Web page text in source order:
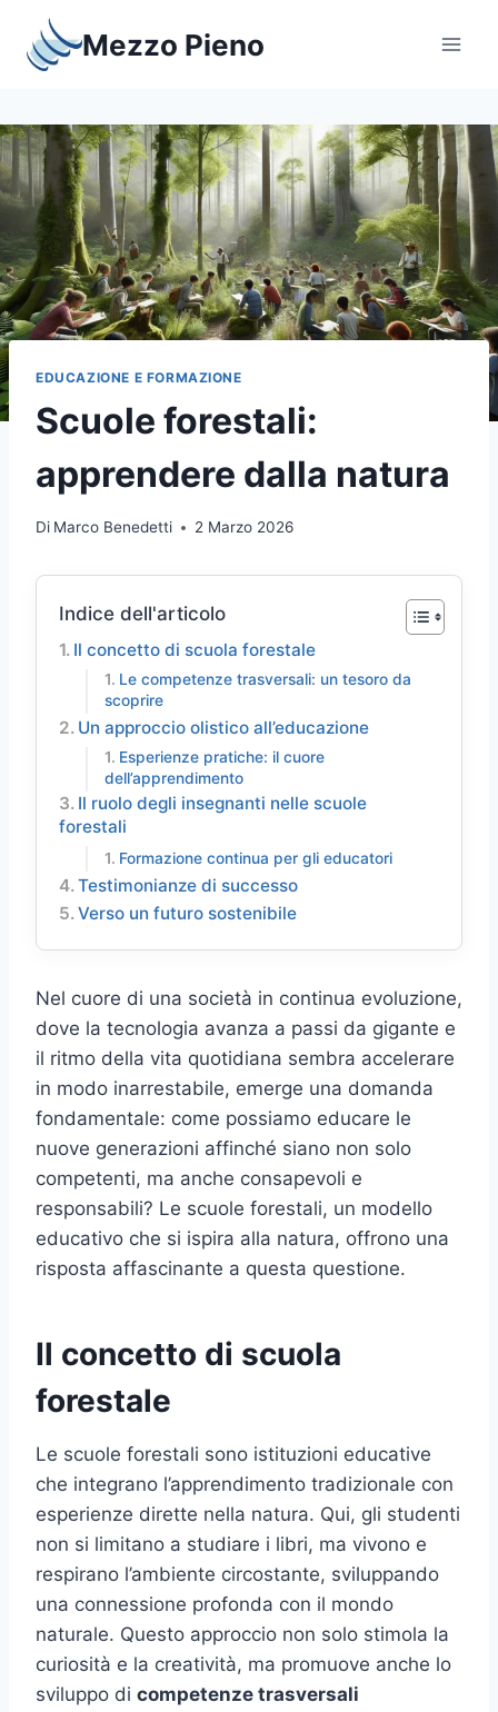
contenuto
Mezzo Pieno
EDUCAZIONE E FORMAZIONE
Scuole forestali:
apprendere dalla natura
Di Marco Benedetti 2 Marzo 2026
Indice dell'articolo
Il concetto di scuola forestale
Le competenze trasversali: un tesoro da
scoprire
Un approccio olistico all’educazione
Esperienze pratiche: il cuore
dell’apprendimento
Il ruolo degli insegnanti nelle scuole
forestali
Formazione continua per gli educatori
Testimonianze di successo
Verso un futuro sostenibile
Nel cuore di una società in continua evoluzione,
dove la tecnologia avanza a passi da gigante e
il ritmo della vita quotidiana sembra accelerare
in modo inarrestabile, emerge una domanda
fondamentale: come possiamo educare le
nuove generazioni affinché siano non solo
competenti, ma anche consapevoli e
responsabili? Le scuole forestali, un modello
educativo che si ispira alla natura, offrono una
risposta affascinante a questa questione.
Il concetto di scuola
forestale
Le scuole forestali sono istituzioni educative
che integrano l’apprendimento tradizionale con
esperienze dirette nella natura. Qui, gli studenti
non si limitano a studiare i libri, ma vivono e
respirano l’ambiente circostante, sviluppando
una connessione profonda con il mondo
naturale. Questo approccio non solo stimola la
curiosità e la creatività, ma promuove anche lo
sviluppo di competenze trasversali